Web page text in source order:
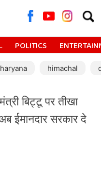
for:
POLITICS
haryana himachal
बिट्टू पर तीखा
ईमानदार सरकार दे